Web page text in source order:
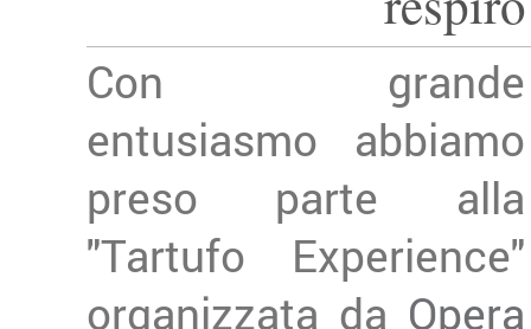
Con grande
entusiasmo abbiamo
preso parte alla
"Tartufo Experience"
organizzata da Opera